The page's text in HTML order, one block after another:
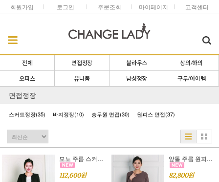
회원가입 로그인 주문조회 마이페이지 고객센터
전체 면접정장 블라우스 상의/하의
오피스 유니폼 남성정장 구두/아이템
면접정장
스커트정장(35) 바지정장(10) 승무원 면접(30) 원피스 면접(37)
모노 주름 스커트 세트[오피스룩],[면접 복장]S,M,L
112,600원
앞톨 주름 원피스[면접정장],[면접 원피스]S,M,L
82,800원